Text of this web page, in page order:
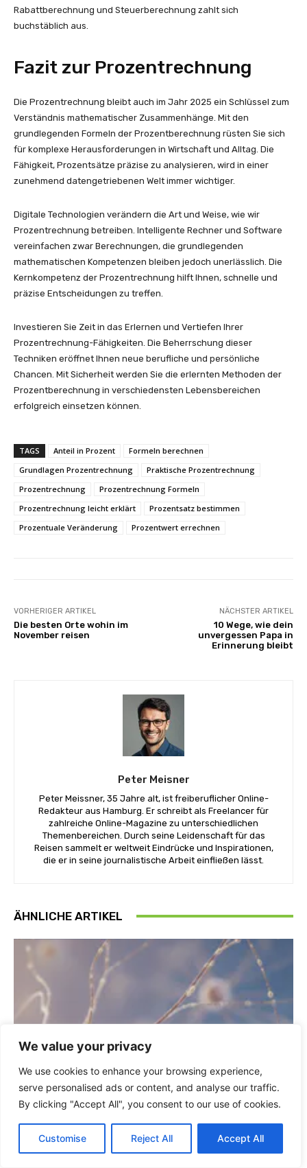
We value your privacy
We use cookies to enhance your browsing experience,
serve personalised ads or content, and analyse our traffic.
By clicking "Accept All", you consent to our use of cookies.
Customise Reject All Accept All
Rabattberechnung und Steuerberechnung zahlt sich
buchstäblich aus.
Fazit zur Prozentrechnung
Die Prozentrechnung bleibt auch im Jahr 2025 ein Schlüssel zum
Verständnis mathematischer Zusammenhänge. Mit den
grundlegenden Formeln der Prozentberechnung rüsten Sie sich
für komplexe Herausforderungen in Wirtschaft und Alltag. Die
Fähigkeit, Prozentsätze präzise zu analysieren, wird in einer
zunehmend datengetriebenen Welt immer wichtiger.
Digitale Technologien verändern die Art und Weise, wie wir
Prozentrechnung betreiben. Intelligente Rechner und Software
vereinfachen zwar Berechnungen, die grundlegenden
mathematischen Kompetenzen bleiben jedoch unerlässlich. Die
Kernkompetenz der Prozentrechnung hilft Ihnen, schnelle und
präzise Entscheidungen zu treffen.
Investieren Sie Zeit in das Erlernen und Vertiefen Ihrer
Prozentrechnung-Fähigkeiten. Die Beherrschung dieser
Techniken eröffnet Ihnen neue berufliche und persönliche
Chancen. Mit Sicherheit werden Sie die erlernten Methoden der
Prozentberechnung in verschiedensten Lebensbereichen
erfolgreich einsetzen können.
TAGS Anteil in Prozent
Formeln berechnen
Grundlagen Prozentrechnung
Praktische Prozentrechnung
Prozentrechnung
Prozentrechnung Formeln
Prozentrechnung leicht erklärt
Prozentsatz bestimmen
Prozentuale Veränderung
Prozentwert errechnen
VORHERIGER ARTIKEL
Die besten Orte wohin im
November reisen
NÄCHSTER ARTIKEL
10 Wege, wie dein
unvergessen Papa in
Erinnerung bleibt
Peter Meisner
Peter Meissner, 35 Jahre alt, ist freiberuflicher Online-
Redakteur aus Hamburg. Er schreibt als Freelancer für
zahlreiche Online-Magazine zu unterschiedlichen
Themenbereichen. Durch seine Leidenschaft für das
Reisen sammelt er weltweit Eindrücke und Inspirationen,
die er in seine journalistische Arbeit einfließen lässt.
ÄHNLICHE ARTIKEL